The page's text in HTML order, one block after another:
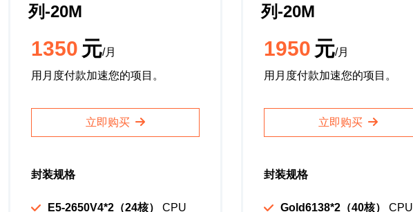
列-20M
1350 元/月
用月度付款加速您的项目。
立即购买
封装规格
E5-2650V4*2（24核）
CPU
列-20M
1950 元/月
用月度付款加速您的项目。
立即购买
封装规格
Gold6138*2（40核）
CPU